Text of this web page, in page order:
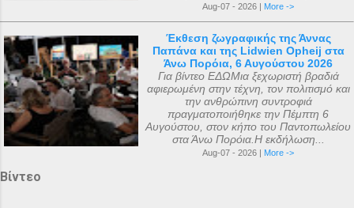
Aug-07 - 2026 | More ->
Έκθεση ζωγραφικής της Άννας
Παπάνα και της Lidwien Opheij στα
Άνω Πορόια, 6 Αυγούστου 2026
Για βίντεο ΕΔΩΜια ξεχωριστή βραδιά
αφιερωμένη στην τέχνη, τον πολιτισμό και
την ανθρώπινη συντροφιά
πραγματοποιήθηκε την Πέμπτη 6
Αυγούστου, στον κήπο του Παντοπωλείου
στα Άνω Πορόια.Η εκδήλωση...
Aug-07 - 2026 | More ->
Βίντεο